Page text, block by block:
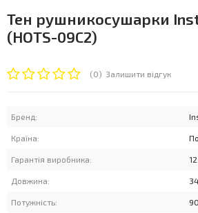
Тен рушникосушарки
(HOTS-09C2)
(0) Залишити відгук
Бренд:
Країна:
Гарантія виробника:
Довжина:
Потужність: